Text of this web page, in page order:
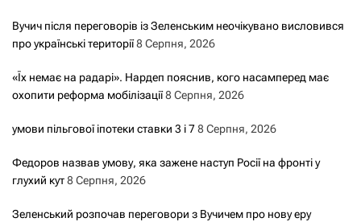
Вучич після переговорів із Зеленським неочікувано висловився
про українські території8 Серпня, 2026
«Їх немає на радарі». Нардеп пояснив, кого насамперед має
охопити реформа мобілізації8 Серпня, 2026
умови пільгової іпотеки ставки 3 і 78 Серпня, 2026
Федоров назвав умову, яка зажене наступ Росії на фронті у
глухий кут8 Серпня, 2026
Зеленський розпочав переговори з Вучичем про нову еру